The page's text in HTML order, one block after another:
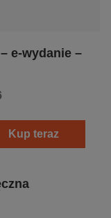
e-wydanie –
Kup teraz